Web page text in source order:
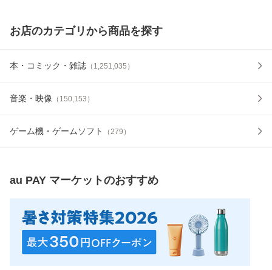
お店のカテゴリから商品を探す
本・コミック・雑誌 （ 1,251,035 ）
音楽・映像 （ 150,153 ）
ゲーム機・ゲームソフト （279 ）
au PAY マーケットのおすすめ